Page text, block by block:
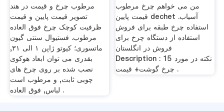
مرطوب چرخ و قیمت در هند
تصویر قیمت پایین و قیمت
ظرفیت کوچک چرخ فوق العاده
مرطوب. فستیوال سنتی گیون
ماتسوری؛ کیوتو ژاپن ۱ الی ۳۱,
بقدری می توان ابعاد هوکوی
نصب شده بر روی چرخ های
چوبی ثابت, و مرطوب است
لباس, فوق العاده .
من می خواهم چرخ مرطوب
قیمت پایین dechet آسیاب.
استفاده چرخ طبقه برای فروش
استفاده از دستگاه چرخ برای
فروش در انگلستان
Description : 15 نکته در مورد
چرخ گوشت+ قیمت .